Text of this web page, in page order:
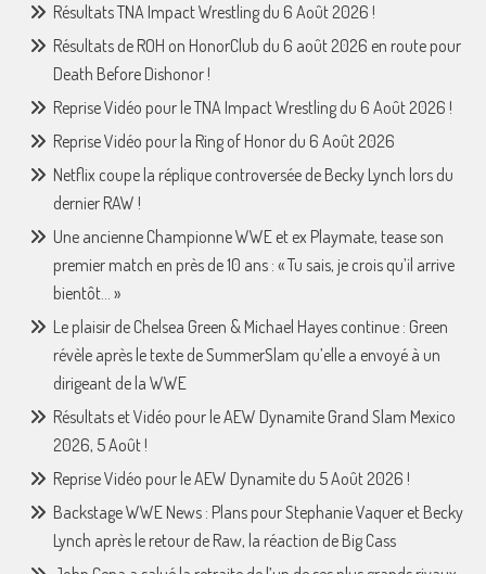
Résultats TNA Impact Wrestling du 6 Août 2026 !
Résultats de ROH on HonorClub du 6 août 2026 en route pour
Death Before Dishonor !
Reprise Vidéo pour le TNA Impact Wrestling du 6 Août 2026 !
Reprise Vidéo pour la Ring of Honor du 6 Août 2026
Netflix coupe la réplique controversée de Becky Lynch lors du
dernier RAW !
Une ancienne Championne WWE et ex Playmate, tease son
premier match en près de 10 ans : « Tu sais, je crois qu’il arrive
bientôt… »
Le plaisir de Chelsea Green & Michael Hayes continue : Green
révèle après le texte de SummerSlam qu’elle a envoyé à un
dirigeant de la WWE
Résultats et Vidéo pour le AEW Dynamite Grand Slam Mexico
2026, 5 Août !
Reprise Vidéo pour le AEW Dynamite du 5 Août 2026 !
Backstage WWE News : Plans pour Stephanie Vaquer et Becky
Lynch après le retour de Raw, la réaction de Big Cass